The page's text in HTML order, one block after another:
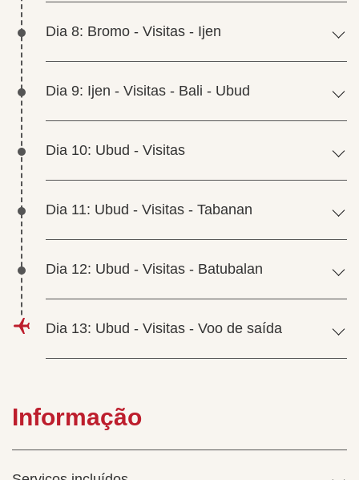
Dia 8: Bromo - Visitas - Ijen
Dia 9: Ijen - Visitas - Bali - Ubud
Dia 10: Ubud - Visitas
Dia 11: Ubud - Visitas - Tabanan
Dia 12: Ubud - Visitas - Batubalan
Dia 13: Ubud - Visitas - Voo de saída
Informação